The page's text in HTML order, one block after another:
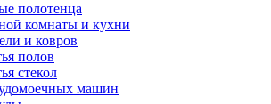
полотенца
комнаты и кухни
и ковров
полов
стекол
машин